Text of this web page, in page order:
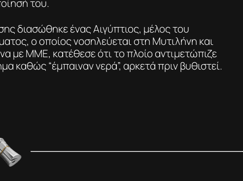
του.
διασώθηκε ένας Αιγύπτιος, μέλος του
ο οποίος νοσηλεύεται στη Μυτιλήνη και
με ΜΜΕ, κατέθεσε ότι το πλοίο αντιμετώπιζε
καθώς “έμπαιναν νερά”, αρκετά πριν βυθιστεί.